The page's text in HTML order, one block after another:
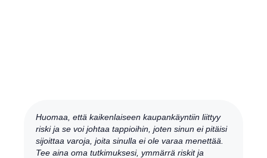
Huomaa, että kaikenlaiseen kaupankäyntiin liittyy
riski ja se voi johtaa tappioihin, joten sinun ei pitäisi
sijoittaa varoja, joita sinulla ei ole varaa menettää.
Tee aina oma tutkimuksesi, ymmärrä riskit ja